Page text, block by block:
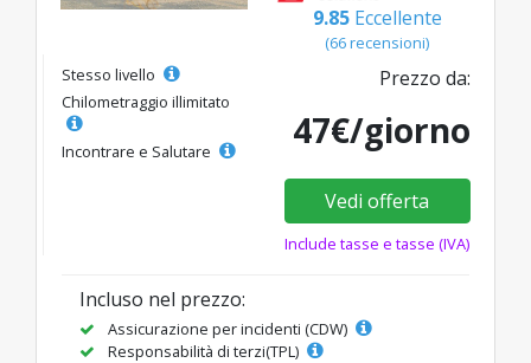
9.85 Eccellente
(66 recensioni)
Stesso livello
Chilometraggio illimitato
Incontrare e Salutare
Prezzo da:
47€/giorno
Vedi offerta
Include tasse e tasse (IVA)
Incluso nel prezzo:
Assicurazione per incidenti (CDW)
Responsabilità di terzi(TPL)